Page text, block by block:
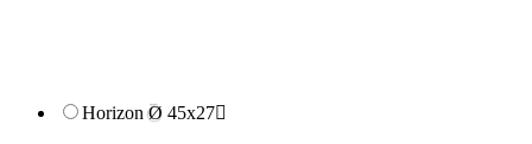
Horizon Ø 45x27